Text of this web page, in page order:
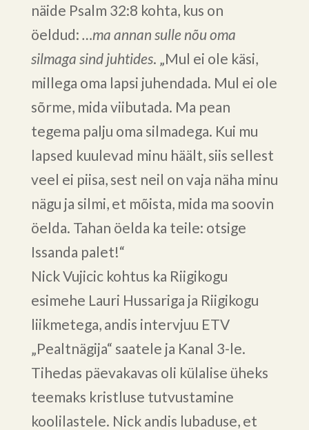
näide Psalm 32:8 kohta, kus on
öeldud: …ma annan sulle nõu oma
silmaga sind juhtides. „Mul ei ole käsi,
millega oma lapsi juhendada. Mul ei ole
sõrme, mida viibutada. Ma pean
tegema palju oma silmadega. Kui mu
lapsed kuulevad minu häält, siis sellest
veel ei piisa, sest neil on vaja näha minu
nägu ja silmi, et mõista, mida ma soovin
öelda. Tahan öelda ka teile: otsige
Issanda palet!“
Nick Vujicic kohtus ka Riigikogu
esimehe Lauri Hussariga ja Riigikogu
liikmetega, andis intervjuu ETV
„Pealtnägija“ saatele ja Kanal 3-le.
Tihedas päevakavas oli külalise üheks
teemaks kristluse tutvustamine
koolilastele. Nick andis lubaduse, et